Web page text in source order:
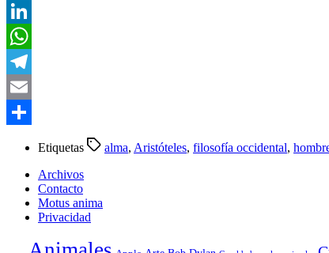
Twitter
LinkedIn
WhatsApp
Telegram
Email
Etiquetas alma, Aristóteles, filosofía occidental,
Archivos
Contacto
Motus anima
Privacidad